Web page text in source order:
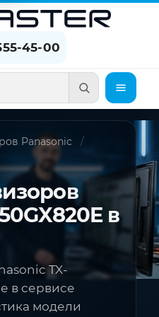
45-00
Panasonic
в
TX-
в сервисе
модели